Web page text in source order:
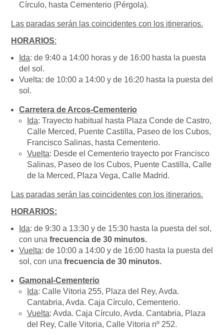
Círculo, hasta Cementerio (Pérgola).
Las paradas serán las coincidentes con los itinerarios.
HORARIOS:
Ida: de 9:40 a 14:00 horas y de 16:00 hasta la puesta
del sol.
Vuelta: de 10:00 a 14:00 y de 16:20 hasta la puesta del
sol.
Carretera de Arcos-Cementerio
Ida: Trayecto habitual hasta Plaza Conde de Castro,
Calle Merced, Puente Castilla, Paseo de los Cubos,
Francisco Salinas, hasta Cementerio.
Vuelta: Desde el Cementerio trayecto por Francisco
Salinas, Paseo de los Cubos, Puente Castilla, Calle
de la Merced, Plaza Vega, Calle Madrid.
Las paradas serán las coincidentes con los itinerarios.
HORARIOS:
Ida: de 9:30 a 13:30 y de 15:30 hasta la puesta del sol,
con una frecuencia de 30 minutos.
Vuelta: de 10:00 a 14:00 y de 16:00 hasta la puesta del
sol, con una frecuencia de 30 minutos.
Gamonal-Cementerio
Ida: Calle Vitoria 255, Plaza del Rey, Avda.
Cantabria, Avda. Caja Círculo, Cementerio.
Vuelta: Avda. Caja Círculo, Avda. Cantabria, Plaza
del Rey, Calle Vitoria, Calle Vitoria nº 252.